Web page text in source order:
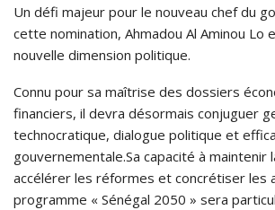
Un défi majeur pour le nouveau chef du
cette nomination, Ahmadou Al Aminou Lo
nouvelle dimension politique.
Connu pour sa maîtrise des dossiers
financiers, il devra désormais conjuguer
technocratique, dialogue politique et
gouvernementale.Sa capacité à maintenir
accélérer les réformes et concrétiser les
programme « Sénégal 2050 » sera